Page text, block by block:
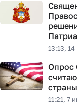
13:13,
Опрос
страны
11:21, 7